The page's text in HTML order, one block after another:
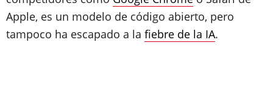
Apple, es un modelo de código abierto, pero
tampoco ha escapado a la fiebre de la IA.